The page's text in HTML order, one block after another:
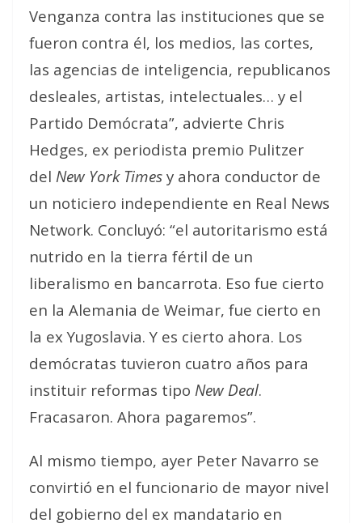
Venganza contra las instituciones que se
fueron contra él, los medios, las cortes,
las agencias de inteligencia, republicanos
desleales, artistas, intelectuales… y el
Partido Demócrata”, advierte Chris
Hedges, ex periodista premio Pulitzer
del New York Times y ahora conductor de
un noticiero independiente en Real News
Network. Concluyó: “el autoritarismo está
nutrido en la tierra fértil de un
liberalismo en bancarrota. Eso fue cierto
en la Alemania de Weimar, fue cierto en
la ex Yugoslavia. Y es cierto ahora. Los
demócratas tuvieron cuatro años para
instituir reformas tipo New Deal.
Fracasaron. Ahora pagaremos”.
Al mismo tiempo, ayer Peter Navarro se
convirtió en el funcionario de mayor nivel
del gobierno del ex mandatario en